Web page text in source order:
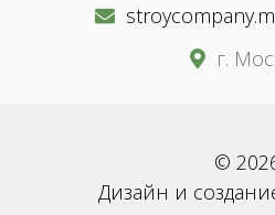
г.
©
Дизайн и